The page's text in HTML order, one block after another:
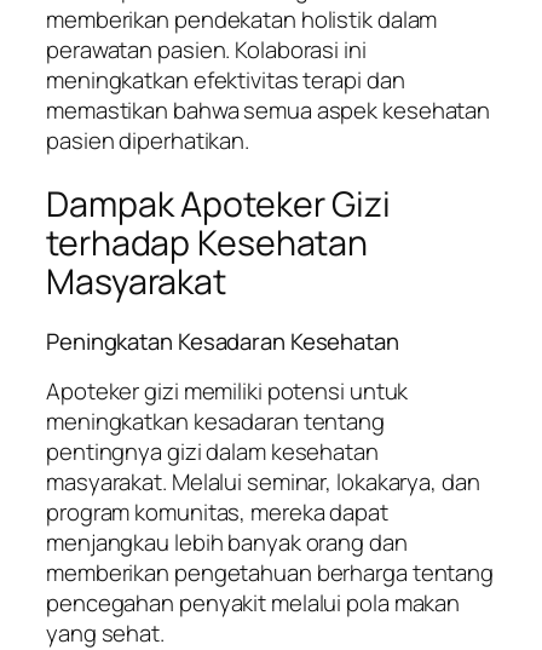
memberikan pendekatan holistik dalam
perawatan pasien. Kolaborasi ini
meningkatkan efektivitas terapi dan
memastikan bahwa semua aspek kesehatan
pasien diperhatikan.
Dampak Apoteker Gizi
terhadap Kesehatan
Masyarakat
Peningkatan Kesadaran Kesehatan
Apoteker gizi memiliki potensi untuk
meningkatkan kesadaran tentang
pentingnya gizi dalam kesehatan
masyarakat. Melalui seminar, lokakarya, dan
program komunitas, mereka dapat
menjangkau lebih banyak orang dan
memberikan pengetahuan berharga tentang
pencegahan penyakit melalui pola makan
yang sehat.